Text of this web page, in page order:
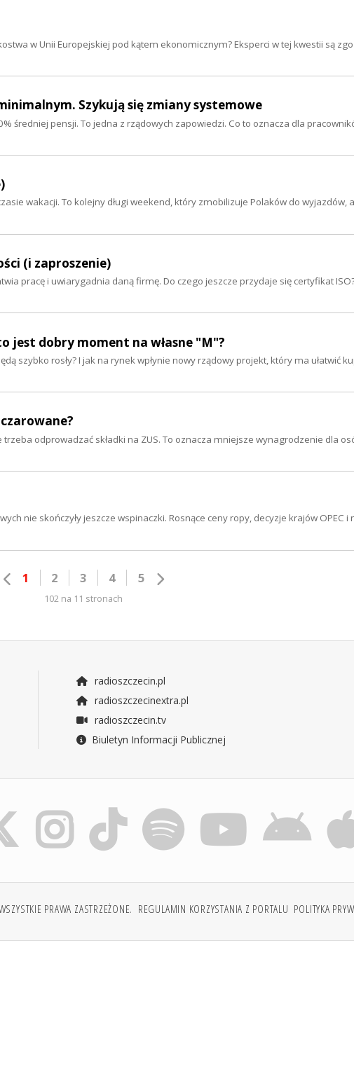
w Unii Europejskiej pod kątem ekonomicznym? Eksperci w tej kwestii są
Szykują się zmiany systemowe
średniej pensji. To jedna z rządowych zapowiedzi. Co to oznacza dla
wakacji. To kolejny długi weekend, który zmobilizuje Polaków do wyjazdów,
(i zaproszenie)
pracę i uwiarygadnia daną firmę. Do czego jeszcze przydaje się certyfikat
jest dobry moment na własne "M"?
szybko rosły? I jak na rynek wpłynie nowy rządowy projekt, który ma ułatwić
odprowadzać składki na ZUS. To oznacza mniejsze wynagrodzenie dla
nie skończyły jeszcze wspinaczki. Rosnące ceny ropy, decyzje krajów OPEC i
1 2 3 4 5
102 na 11 stronach
radioszczecin.pl
radioszczecinextra.pl
radioszczecin.tv
Biuletyn Informacji Publicznej
PRAWA ZASTRZEŻONE. REGULAMIN KORZYSTANIA Z PORTALU POLITYKA